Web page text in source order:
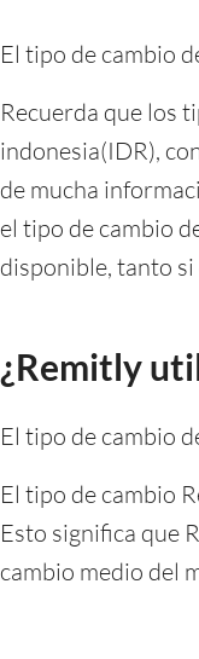
El tipo de cambio
Recuerda que los
indonesia(IDR),
de mucha
el tipo de cambio
disponible, tanto
¿Remitly
El tipo de cambio
El tipo de cambio
Esto significa que
cambio medio del